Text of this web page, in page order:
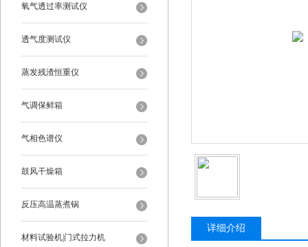
氧气透过率测试仪
透气度测试仪
蒸发残渣恒重仪
气调保鲜箱
气相色谱仪
鼓风干燥箱
反压高温蒸煮锅
材料试验机|门式拉力机
详细介绍